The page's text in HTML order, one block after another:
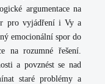
argumentace na
pro vyjádření i Vy a
emocionální spor do
na rozumné řešení.
a povznést se nad
staré problémy a